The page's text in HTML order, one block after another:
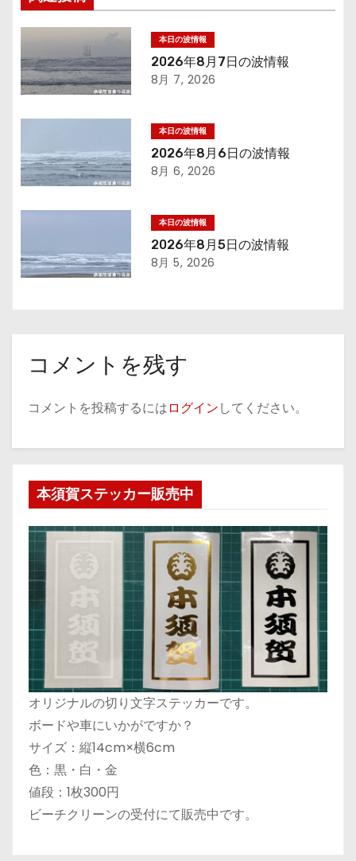
ビ
ゲ
ー
シ
ョ
ン
本日の波情報
2026年8月7日の波情報
8月 7, 2026
本日の波情報
2026年8月6日の波情報
8月 6, 2026
本日の波情報
2026年8月5日の波情報
8月 5, 2026
コメントを残す
コメントを投稿するにはログインしてください。
本須賀ステッカー販売中
オリジナルの切り文字ステッカーです。
ボードや車にいかがですか？
サイズ：縦14cm×横6cm
色：黒・白・金
値段：1枚300円
ビーチクリーンの受付にて販売中です。